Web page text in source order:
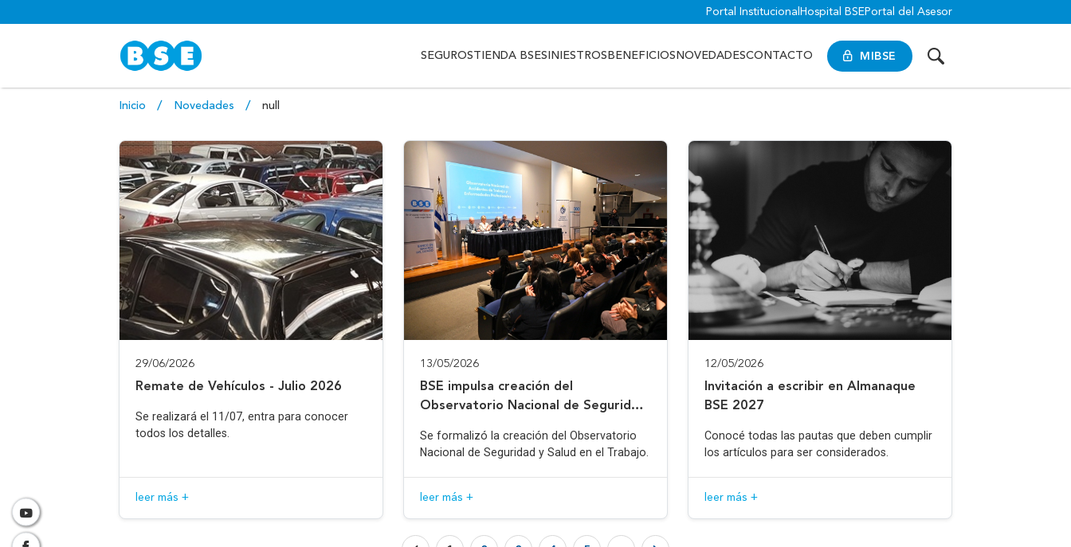
Portal Institucional Hospital BSE Portal del Asesor
MIBSE
SEGUROSTIENDA BSESINIESTROS BENEFICIOS NOVEDADESCONTACTO
Inicio Novedades null
29/06/2026
Remate de Vehículos - Julio 2026
Se realizará el 11/07, entra para conocer
todos los detalles.
leer más +
13/05/2026
BSE impulsa creación del
Observatorio Nacional de Seguridad
Se formalizó la creación del Observatorio
Nacional de Seguridad y Salud en el Trabajo.
leer más +
12/05/2026
Invitación a escribir en Almanaque
BSE 2027
Conocé todas las pautas que deben cumplir
los artículos para ser considerados.
leer más +